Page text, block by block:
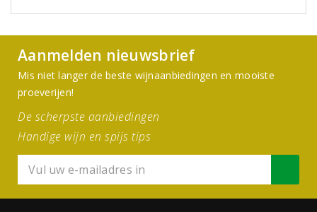
Aanmelden nieuwsbrief
Mis niet langer de beste wijnaanbiedingen en mooiste
proeverijen!
De scherpste aanbiedingen
Handige wijn en spijs tips